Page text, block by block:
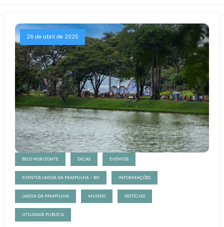
26 de abril de 2025
BELO HORIZONTE DICAS EVENTOS
EVENTOS LAGOA DA PAMPULHA - BH INFORMAÇÕES
LAGOA DA PAMPULHA MUNDO NOTÍCIAS
UTILIDADE PUBLICA